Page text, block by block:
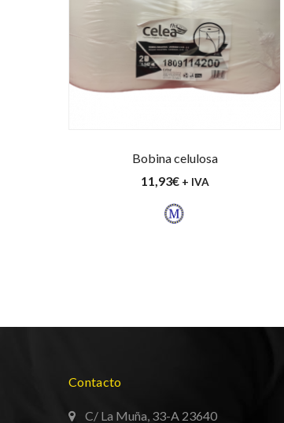
Bobina celulosa
11,93€ + IVA
Contacto
C/ La Muña, 33-A 23640